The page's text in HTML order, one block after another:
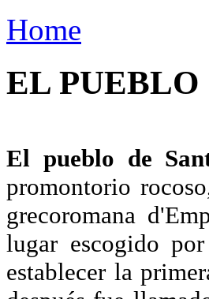
Home
EL PUEBLO
El pueblo de
promontorio
grecoromana
lugar escogido
establecer la